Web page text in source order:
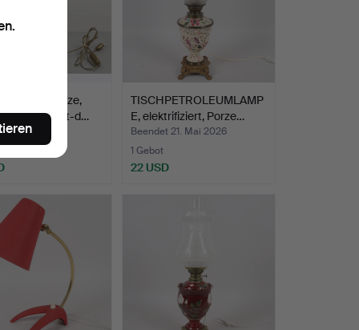
Bronze,
Frau, Art-d…
22. Mai 2026
TISCHPETROLEUMLAMP
E, elektrifiziert, Porze…
Beendet 21. Mai 2026
1 Gebot
22 USD